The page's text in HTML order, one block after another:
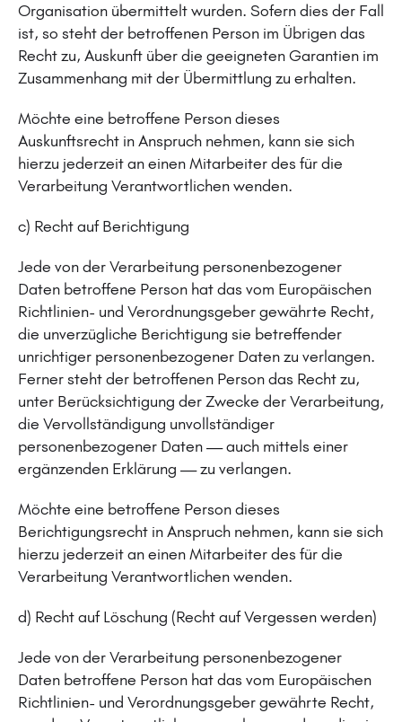
Organisation übermittelt wurden. Sofern dies der Fall
ist, so steht der betroffenen Person im Übrigen das
Recht zu, Auskunft über die geeigneten Garantien im
Zusammenhang mit der Übermittlung zu erhalten.
Möchte eine betroffene Person dieses
Auskunftsrecht in Anspruch nehmen, kann sie sich
hierzu jederzeit an einen Mitarbeiter des für die
Verarbeitung Verantwortlichen wenden.
c) Recht auf Berichtigung
Jede von der Verarbeitung personenbezogener
Daten betroffene Person hat das vom Europäischen
Richtlinien- und Verordnungsgeber gewährte Recht,
die unverzügliche Berichtigung sie betreffender
unrichtiger personenbezogener Daten zu verlangen.
Ferner steht der betroffenen Person das Recht zu,
unter Berücksichtigung der Zwecke der Verarbeitung,
die Vervollständigung unvollständiger
personenbezogener Daten — auch mittels einer
ergänzenden Erklärung — zu verlangen.
Möchte eine betroffene Person dieses
Berichtigungsrecht in Anspruch nehmen, kann sie sich
hierzu jederzeit an einen Mitarbeiter des für die
Verarbeitung Verantwortlichen wenden.
d) Recht auf Löschung (Recht auf Vergessen werden)
Jede von der Verarbeitung personenbezogener
Daten betroffene Person hat das vom Europäischen
Richtlinien- und Verordnungsgeber gewährte Recht,